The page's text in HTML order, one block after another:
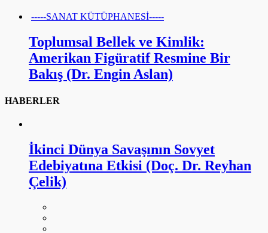
-----SANAT KÜTÜPHANESİ-----
Toplumsal Bellek ve Kimlik:
Amerikan Figüratif Resmine Bir
Bakış (Dr. Engin Aslan)
HABERLER
İkinci Dünya Savaşının Sovyet
Edebiyatına Etkisi (Doç. Dr. Reyhan
Çelik)